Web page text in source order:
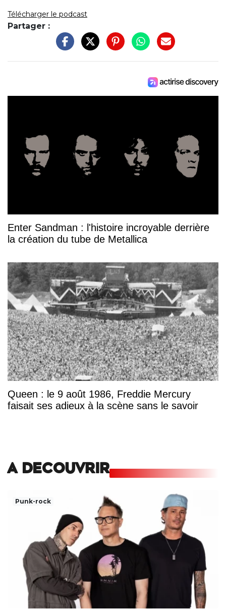
Télécharger le podcast
Partager :
Enter Sandman : l'histoire incroyable derrière
la création du tube de Metallica
Queen : le 9 août 1986, Freddie Mercury
faisait ses adieux à la scène sans le savoir
A DECOUVRIR
Punk-rock